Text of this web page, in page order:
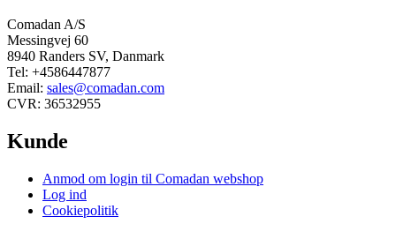
Comadan A/S
Messingvej 60
8940 Randers SV, Danmark
Tel: +4586447877
Email: sales@comadan.com
CVR: 36532955
Kunde
Main
Menu
Anmod om login til Comadan webshop
Log ind
Cookiepolitik